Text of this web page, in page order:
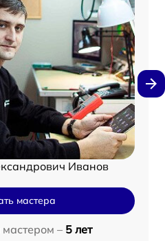
Иванов
мастера
– 5 лет